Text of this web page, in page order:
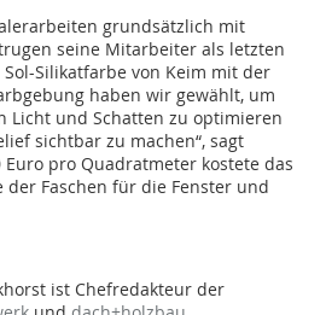
grundsätzlich mit
seine Mitarbeiter als letzten
Silikatfarbe von Keim mit der
haben wir gewählt, um
Licht und Schatten zu optimieren
sichtbar zu machen“, sagt
pro Quadratmeter kostete das
der Faschen für die Fenster und
ist Chefredakteur der